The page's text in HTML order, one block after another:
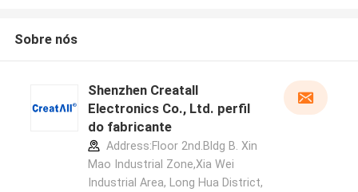
Sobre nós
Shenzhen Creatall
Electronics Co., Ltd. perfil
do fabricante
Address:Floor 2nd.Bldg B. Xin
Mao Industrial Zone,Xia Wei
Industrial Area, Long Hua District,